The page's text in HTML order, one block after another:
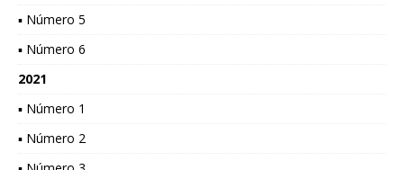
▪ Número 5
▪ Número 6
2021
▪ Número 1
▪ Número 2